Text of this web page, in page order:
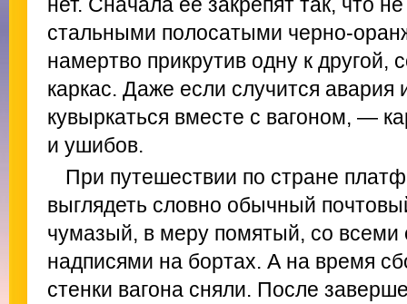
стальными полосатыми черно-
намертво прикрутив одну к другой,
каркас. Даже если случится авария
кувыркаться вместе с вагоном, —
и ушибов.
При путешествии по стране
выглядеть словно обычный
чумазый, в меру помятый, со
надписями на бортах. А на время
стенки вагона сняли. После